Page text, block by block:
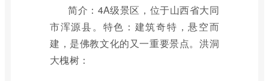
简介：4A级景区，位于山西省大同
市浑源县。特色：建筑奇特，悬空而
建，是佛教文化的又一重要景点。洪洞
大槐树：